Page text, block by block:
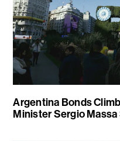
Argentina Bonds
Minister Sergio Massa